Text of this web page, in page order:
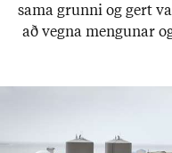
sama grunni og gert
að vegna meng­un­ar